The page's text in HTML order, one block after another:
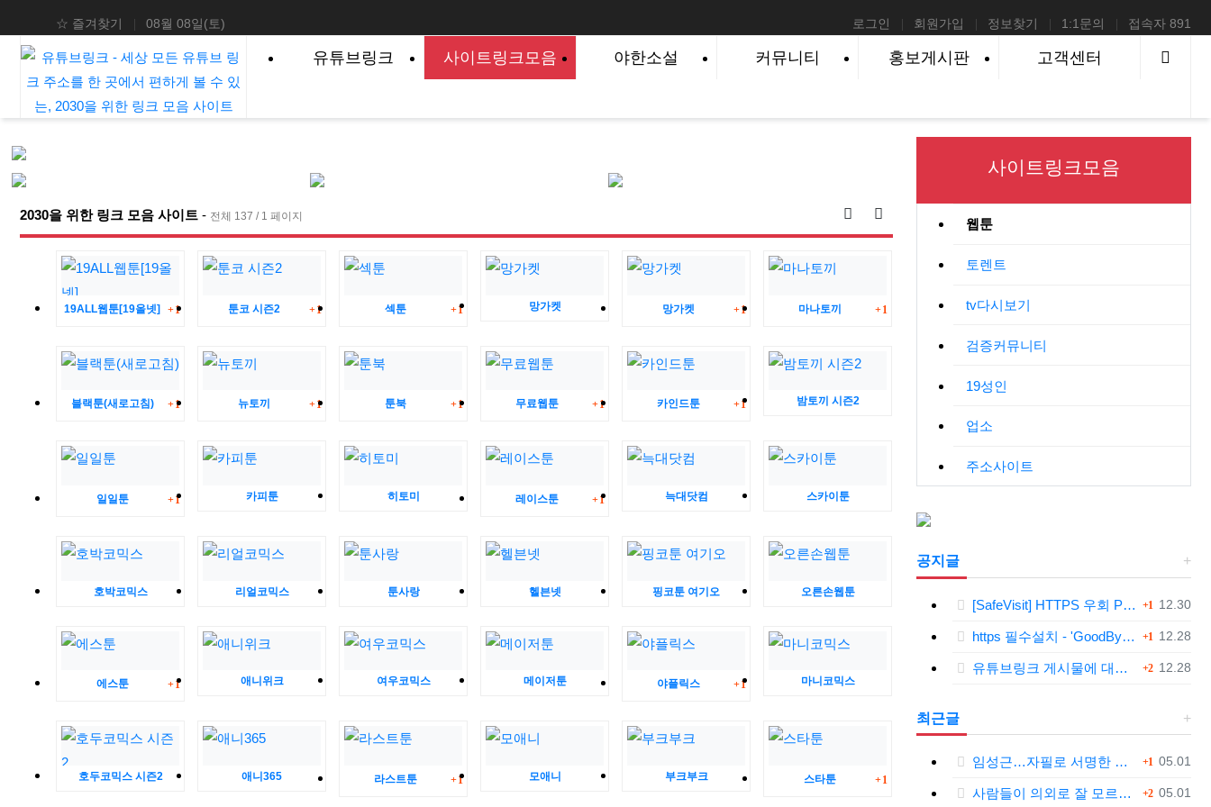
상단 네비
☆ 즐겨찾기 08월 08일(토) 로그인 회원가입 정보찾기 1:1문의 접속자 891
메인 메뉴 유튜브링크 사이트링크모음 야한소설 커뮤니티 홍보게시판 고객센터
2030을 위한 링크 모음 사이트 - 전체 137 / 1 페이지
게시물 정렬
게시판 검색
19ALL웹툰[19올넷] 댓글
1 툰코 시즌2 댓글
1 섹툰 댓글
1 망가켓 망가켓 댓글
1 마나토끼 댓글
1
블랙툰(새로고침) 댓글
1 뉴토끼 댓글
1 툰북 댓글
1 무료웹툰 댓글
1 카인드툰 댓글
1 밤토끼 시즌2
일일툰 댓글
1 카피툰 히토미 레이스툰 댓글
1 늑대닷컴 스카이툰
호박코믹스 리얼코믹스 툰사랑 헬븐넷 핑코툰 여기오 오른손웹툰
에스툰 댓글
1 애니위크 여우코믹스 메이저툰 야플릭스 댓글
1 마니코믹스
호두코믹스 시즌2 애니365 라스트툰 댓글
1 모애니 부크부크 스타툰 댓글
1
사이트링크모음
웹툰
토렌트
tv다시보기
검증커뮤니티
19성인
업소
주소사이트
공지글
등록일
12.30
[SafeVisit] HTTPS 우회 PC 필수설치!, 모바일 최강속도 1 댓글
등록일
12.28
https 필수설치 - 'GoodByeDPI' 프로그램 다운로드<< 1 댓글
등록일
12.28
유튜브링크 게시물에 대한 안내와 삭제 요청 공지 2댓글
최근글
등록일
05.01
임성근…자필로 서명한 문건 보니 1 댓글
등록일
05.01
사람들이 의외로 잘 모르는 '육개장'의 뜻.jpg 2댓글